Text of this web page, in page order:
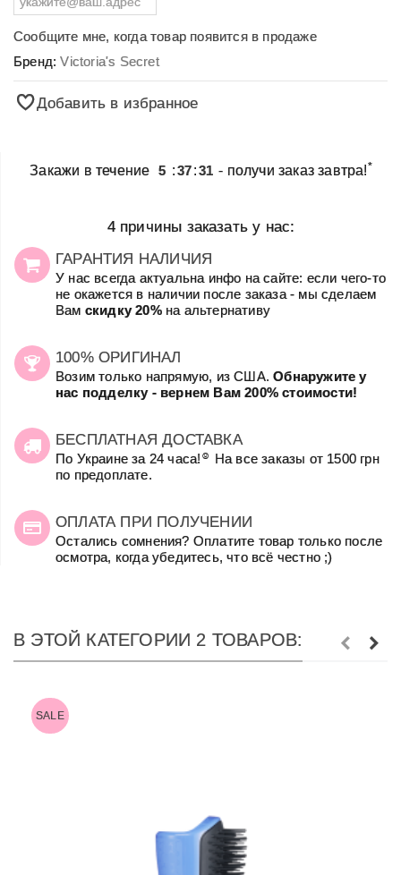
Сообщите мне, когда товар появится в продаже
Бренд:Victoria's Secret
Добавить в избранное
Закажи в течение 5 :37:31 - получи заказ завтра!*
4 причины заказать у нас:
ГАРАНТИЯ НАЛИЧИЯ
У нас всегда актуальна инфо на сайте: если чего-то
не окажется в наличии после заказа - мы сделаем
Вам скидку 20%на альтернативу
100% ОРИГИНАЛ
Возим только напрямую, из США.Обнаружите у
нас подделку - вернем Вам 200% стоимости!
БЕСПЛАТНАЯ ДОСТАВКА
По Украине за 24 часа! ☺
На все заказы от 1500 грн
по предоплате.
ОПЛАТА ПРИ ПОЛУЧЕНИИ
Остались сомнения? Оплатите товар только после
осмотра, когда убедитесь, что всё честно ;)
В ЭТОЙ КАТЕГОРИИ 2 ТОВАРОВ:
SALE